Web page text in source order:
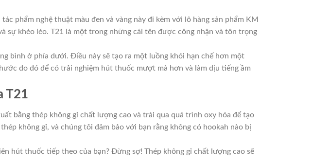
phẩm nghệ thuật màu đen và vàng này đi kèm với lô hàng sản phẩm KM
khéo léo. T21 là một trong những cái tên được công nhận và tôn trọng
bình ở phía dưới. Điều này sẽ tạo ra một luồng khói hạn chế hơn một
đo đó để có trải nghiệm hút thuốc mượt mà hơn và làm dịu tiếng ầm
T21
bằng thép không gỉ chất lượng cao và trải qua quá trình oxy hóa để tạo
không gỉ, và chúng tôi đảm bảo với bạn rằng không có hookah nào bị
hút thuốc tiếp theo của bạn? Đừng sợ! Thép không gỉ chất lượng cao sẽ